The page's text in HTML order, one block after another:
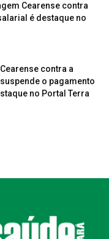
Cearense contra
é destaque no
contra a
o pagamento
no Portal Terra